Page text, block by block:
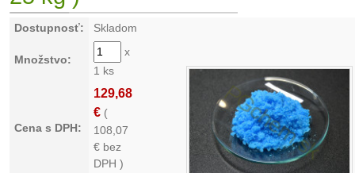
Dostupnosť: Skladom
Množstvo:
x
1 ks
Cena s DPH:
129,68
€ (
108,07
€ bez
DPH )